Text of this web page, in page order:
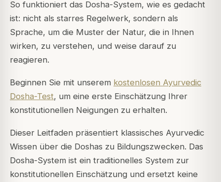
So funktioniert das Dosha-System, wie es gedacht
ist: nicht als starres Regelwerk, sondern als
Sprache, um die Muster der Natur, die in Ihnen
wirken, zu verstehen, und weise darauf zu
reagieren.
Beginnen Sie mit unserem kostenlosen Ayurvedic
Dosha-Test, um eine erste Einschätzung Ihrer
konstitutionellen Neigungen zu erhalten.
Dieser Leitfaden präsentiert klassisches Ayurvedic
Wissen über die Doshas zu Bildungszwecken. Das
Dosha-System ist ein traditionelles System zur
konstitutionellen Einschätzung und ersetzt keine